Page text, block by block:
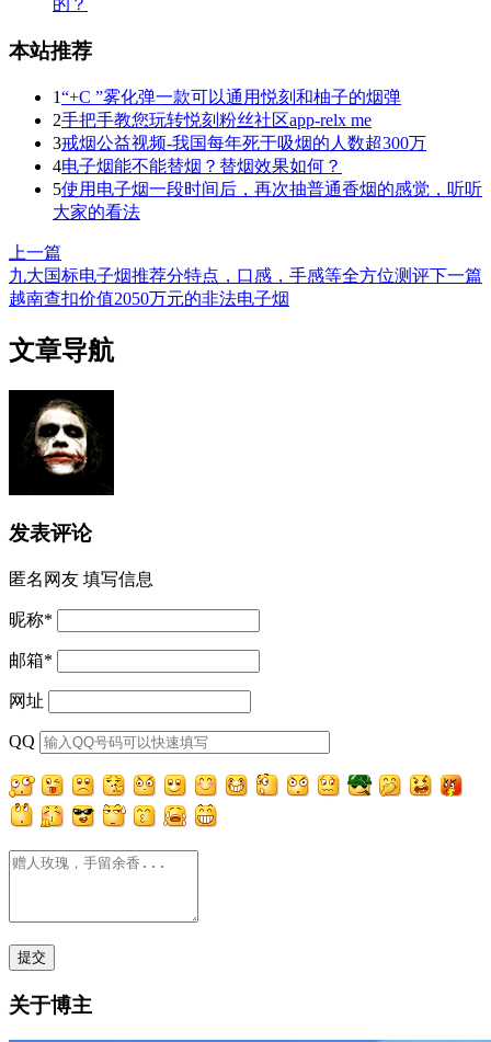
的？
本站推荐
1“+C ”雾化弹一款可以通用悦刻和柚子的烟弹
2手把手教您玩转悦刻粉丝社区app-relx me
3戒烟公益视频-我国每年死于吸烟的人数超300万
4电子烟能不能替烟？替烟效果如何？
5使用电子烟一段时间后，再次抽普通香烟的感觉，听听
大家的看法
上一篇
九大国标电子烟推荐分特点，口感，手感等全方位测评下一篇
越南查扣价值2050万元的非法电子烟
文章导航
发表评论
匿名网友 填写信息
昵称*
邮箱*
网址
QQ
关于博主